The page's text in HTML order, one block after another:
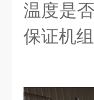
温度是
保证机